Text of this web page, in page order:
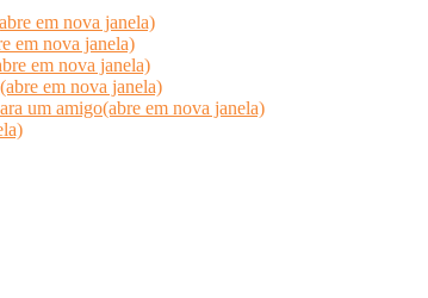
em nova janela)
em nova janela)
em nova janela)
em nova janela)
um amigo(abre em nova janela)